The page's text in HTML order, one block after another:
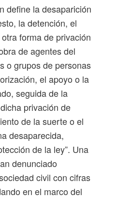
define la desaparición
la detención, el
forma de privación
de agentes del
o grupos de personas
el apoyo o la
seguida de la
privación de
de la suerte o el
desaparecida,
de la ley”. Una
denunciado
civil con cifras
en el marco del